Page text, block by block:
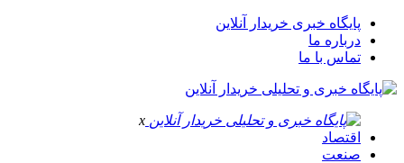
پایگاه خبری خریدار آنلاین
درباره ما
تماس با ما
x
اقتصاد
صنعت